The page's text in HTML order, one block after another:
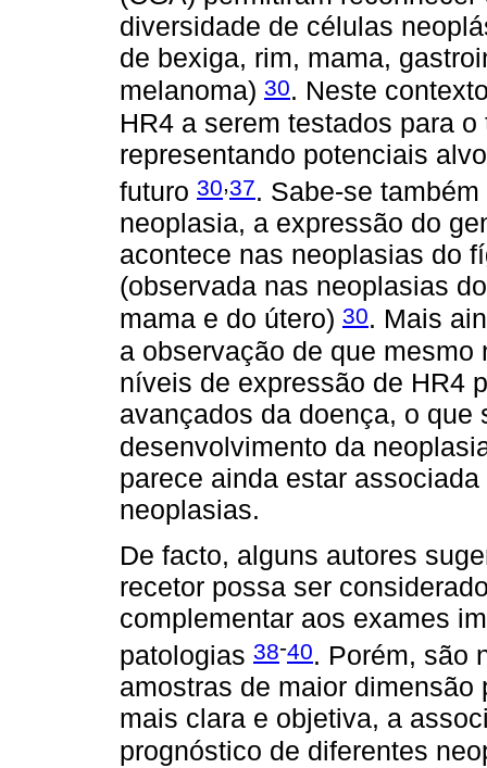
diversidade de células
de bexiga, rim, mama,
melanoma) 30. Neste
HR4 a serem testados para
representando potenciais
futuro 30,37. Sabe-se
neoplasia, a expressão do
acontece nas neoplasias do
(observada nas neoplasias
mama e do útero) 30. Mais
a observação de que
níveis de expressão de HR4
avançados da doença, o
desenvolvimento da
parece ainda estar
neoplasias.
De facto, alguns autores
recetor possa ser
complementar aos exames
patologias 38-40. Porém, são
amostras de maior
mais clara e objetiva, a
prognóstico de diferentes